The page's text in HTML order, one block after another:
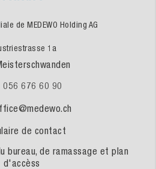
de MEDEWO Holding AG
1a
056 676 60 90
de contact
bureau, de ramassage et plan
d'accèss